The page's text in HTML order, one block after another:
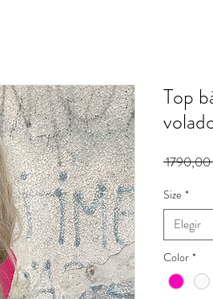
Top
1790,00
Size *
Elegir
Color *